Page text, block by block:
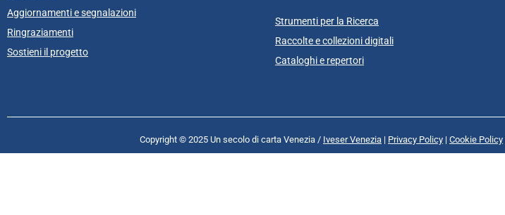
Aggiornamenti e segnalazioni
Ringraziamenti
Sostieni il progetto
Strumenti per la Ricerca
Raccolte e collezioni digitali
Cataloghi e repertori
Copyright © 2025 Un secolo di carta Venezia / Iveser Venezia | Privacy Policy | Cookie Policy